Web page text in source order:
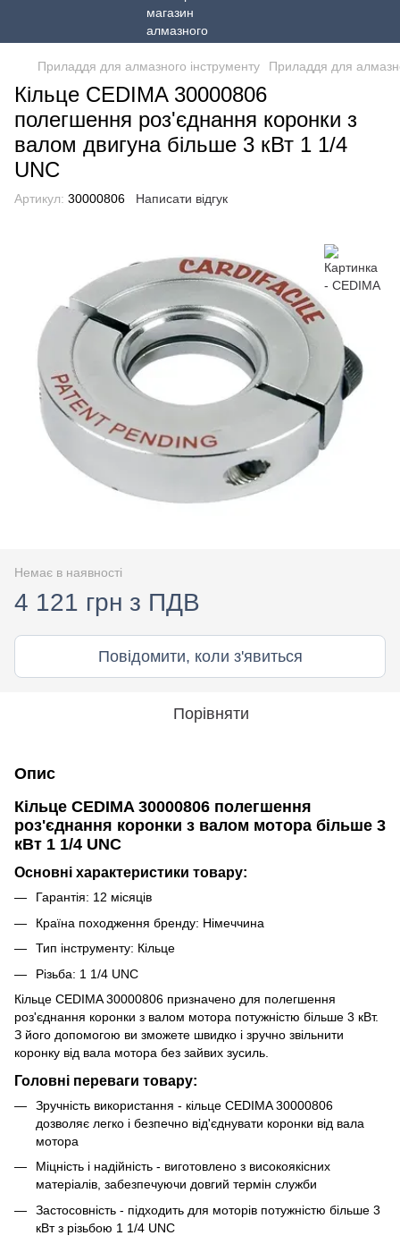
Приладдя для алмазного інструменту Приладдя для
Кільце CEDIMA 30000806
полегшення роз'єднання коронки з
валом двигуна більше 3 кВт 1 1/4
UNC
Артикул: 30000806 Написати відгук
Немає в наявності
4 121 грн з ПДВ
Повідомити, коли з'явиться
Порівняти
Опис
Кільце CEDIMA 30000806 полегшення
роз'єднання коронки з валом мотора більше 3
кВт 1 1/4 UNC
Основні характеристики товару:
Гарантія: 12 місяців
Країна походження бренду: Німеччина
Тип інструменту: Кільце
Різьба: 1 1/4 UNC
Кільце CEDIMA 30000806 призначено для полегшення
роз'єднання коронки з валом мотора потужністю більше 3 кВт.
З його допомогою ви зможете швидко і зручно звільнити
коронку від вала мотора без зайвих зусиль.
Головні переваги товару:
Зручність використання - кільце CEDIMA 30000806
дозволяє легко і безпечно від'єднувати коронки від вала
мотора
Міцність і надійність - виготовлено з високоякісних
матеріалів, забезпечуючи довгий термін служби
Застосовність - підходить для моторів потужністю більше 3
кВт з різьбою 1 1/4 UNC